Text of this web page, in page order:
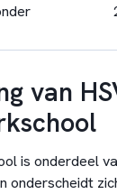
van
is onderdeel
onderscheidt